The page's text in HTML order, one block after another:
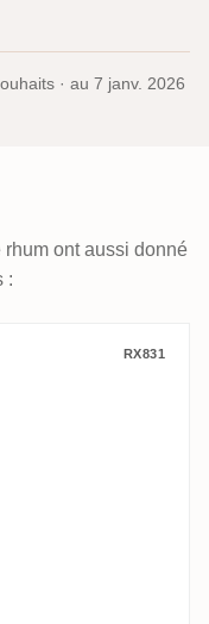
· au 7 janv. 2026
rhum ont aussi donné
:
RX831